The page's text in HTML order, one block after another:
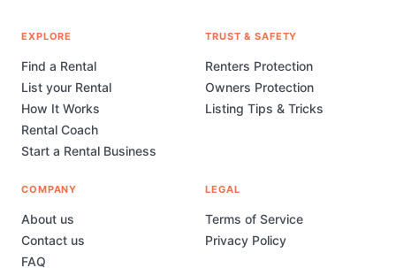
EXPLORE
Find a Rental
List your Rental
How It Works
Rental Coach
Start a Rental Business
TRUST & SAFETY
Renters Protection
Owners Protection
Listing Tips & Tricks
COMPANY
About us
Contact us
FAQ
LEGAL
Terms of Service
Privacy Policy